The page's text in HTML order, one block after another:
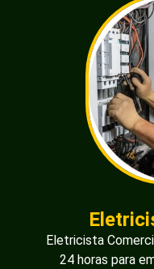
Eletricista
24 horas para